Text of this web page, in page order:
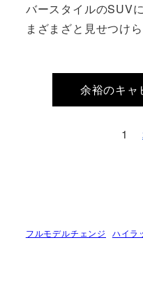
バースタイルのSUV
まざまざと見せつけ
余裕のキャ
1
フルモデルチェンジ ハイラ